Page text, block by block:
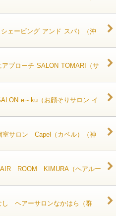
ェービング アンド スパ）（沖
プローチ SALON TOMARI（サ
e～ku（お顔そりサロン イ
室サロン Capel（カペル）（神
ROOM KIMURA（ヘアルー
し ヘアーサロンなかはら（群